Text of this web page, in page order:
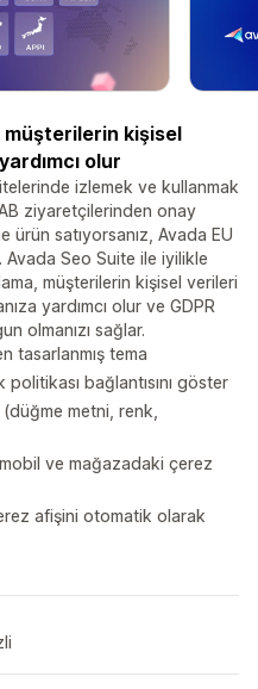
müşterilerin kişisel
olur
izlemek ve kullanmak
ziyaretçilerinden onay
ürün satıyorsanız, Avada EU
Avada Seo Suite ile iyilikle
müşterilerin kişisel verileri
yardımcı olur ve GDPR
olmanızı sağlar.
tasarlanmış tema
bağlantısını göster
metni, renk,
ve mağazadaki çerez
afişini otomatik olarak